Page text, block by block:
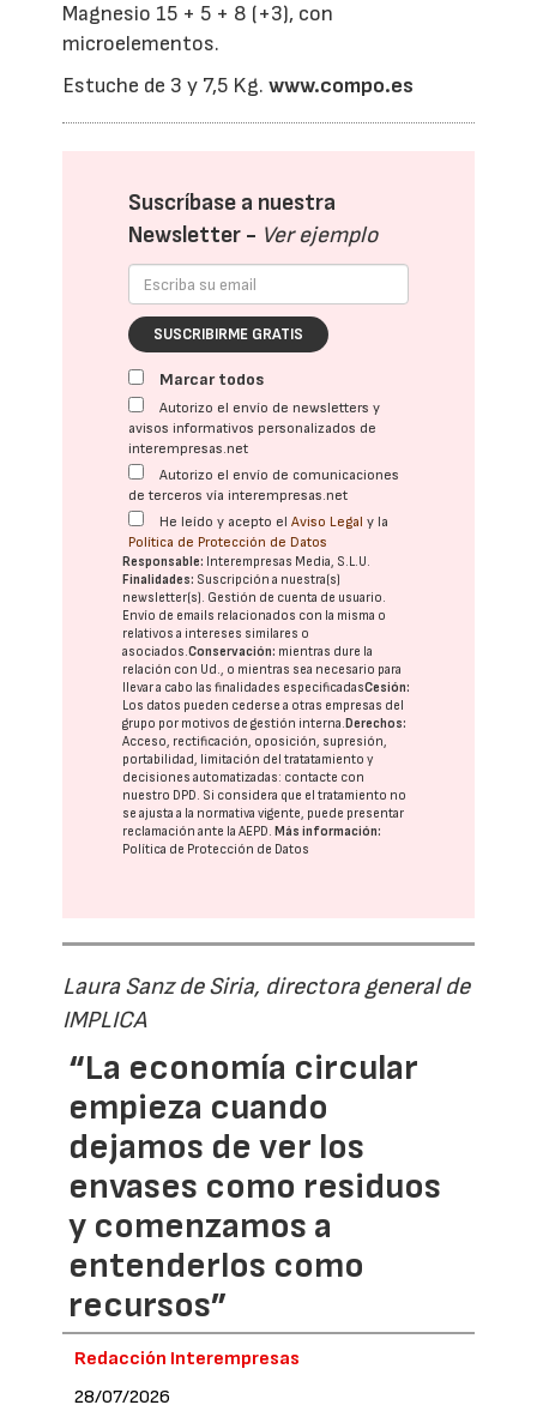
Magnesio 15 + 5 + 8 (+3), con
microelementos.
Estuche de 3 y 7,5 Kg.www.compo.es
Suscríbase a nuestra
Newsletter - Ver ejemplo
SUSCRIBIRME GRATIS
Marcar todos
Autorizo el envío de newsletters y
avisos informativos personalizados de
interempresas.net
Autorizo el envío de comunicaciones
de terceros vía interempresas.net
He leído y acepto elAviso Legal y la
Política de Protección de Datos
Responsable: Interempresas Media, S.L.U.
Finalidades: Suscripción a nuestra(s)
newsletter(s). Gestión de cuenta de usuario.
Envío de emails relacionados con la misma o
relativos a intereses similares o
asociados.Conservación: mientras dure la
relación con Ud., o mientras sea necesario para
llevar a cabo las finalidades especificadasCesión:
Los datos pueden cederse a otras empresas del
grupo por motivos de gestión interna. Derechos:
Acceso, rectificación, oposición, supresión,
portabilidad, limitación del tratatamiento y
decisiones automatizadas: contacte con
nuestro DPD. Si considera que el tratamiento no
se ajusta a la normativa vigente, puede presentar
reclamación ante laAEPD. Más información:
Política de Protección de Datos
Laura Sanz de Siria, directora general de
IMPLICA
“La economía circular
empieza cuando
dejamos de ver los
envases como residuos
y comenzamos a
entenderlos como
recursos”
Redacción Interempresas
28/07/2026